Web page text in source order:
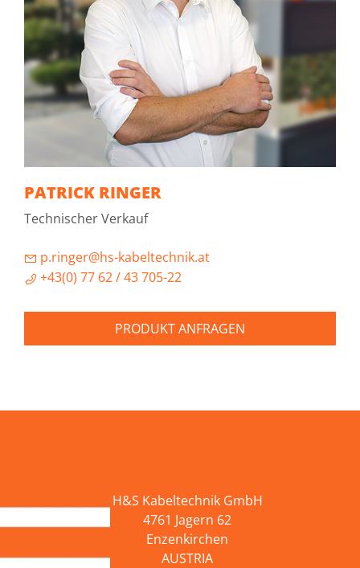
PATRICK RINGER
Technischer Verkauf
p.ringer@hs-kabeltechnik.at
+43(0) 77 62 / 43 705-22
PRODUKT ANFRAGEN
H&S Kabeltechnik GmbH
4761 Jagern 62
Enzenkirchen
AUSTRIA